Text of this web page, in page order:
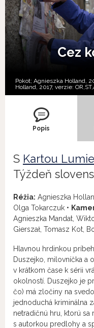
Cez
Pokot; Agnieszka Holland,
Holland, 2017, verzie: OR, ST,
Popis
S Kartou
Týždeň
Réžia: Agnieszka
Olga Tokarczuk •
Agnieszka Mandat,
Gierszał, Tomasz Kot,
Hlavnou hrdinkou
Duszejko, milovníčka a
v krátkom čase k sérii
okolností. Duszejko je
čo) má zločiny na
jednoduchá kriminálna
netradičnú hru, ktorú
s autorkou predlohy a